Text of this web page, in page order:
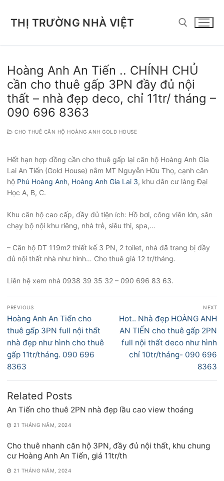
THỊ TRƯỜNG NHÀ VIỆT
Hoàng Anh An Tiến .. CHÍNH CHỦ
cần cho thuê gấp 3PN đầy đủ nội
thất – nhà đẹp deco, chỉ 11tr/ tháng –
090 696 8363
CHO THUÊ CĂN HỘ HOÀNG ANH GOLD HOUSE
Hết hạn hợp đồng cần cho thuê gấp lại căn hộ Hoàng Anh Gia
Lai An Tiến (Gold House) nằm MT Nguyễn Hữu Thọ, cạnh căn
hộ Phú Hoàng Anh, Hoàng Anh Gia Lai 3, khu dân cư làng Đại
Học A, B, C.
Khu căn hộ cao cấp, đầy đủ tiện ích: Hồ bơi, công viên lớn, sân
chạy bộ nội khu riêng, nhà trẻ, siêu thị, spa,…
– Căn hộ DT 119m2 thiết kế 3 PN, 2 toilet, nhà đã trang bị đầy
đủ nội thất nhà như hình… Cho thuê giá 12 tr/tháng.
Liên hệ xem nhà 0938 39 35 32 – 090 696 83 63.
Điều
hướng
bài
viết
PREVIOUS
Previous
post:
Hoàng Anh An Tiến cho
thuê gấp 3PN full nội thất
nhà đẹp như hình cho thuê
gấp 11tr/tháng. 090 696
8363
NEXT
Next
post:
Hot.. Nhà đẹp HOÀNG ANH
AN TIẾN cho thuê gấp 2PN
full nội thất deco như hình
chỉ 10tr/tháng- 090 696
8363
Related Posts
An Tiến cho thuê 2PN nhà đẹp lầu cao view thoáng
21 THÁNG NĂM, 2024
Cho thuê nhanh căn hộ 3PN, đầy đủ nội thất, khu chung
cư Hoàng Anh An Tiến, giá 11tr/th
21 THÁNG NĂM, 2024